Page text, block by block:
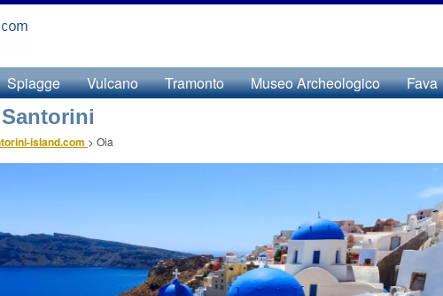
Spiagge Vulcano Tramonto Museo Archeologico Fava
island.com > Oia